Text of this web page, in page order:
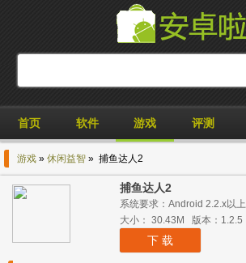
首页 软件 游戏 评测
游戏 » 休闲益智 » 捕鱼达人2
捕鱼达人2
系统要求：Android 2.2.x以上
大小： 30.43M 版本：1.2.5
下 载